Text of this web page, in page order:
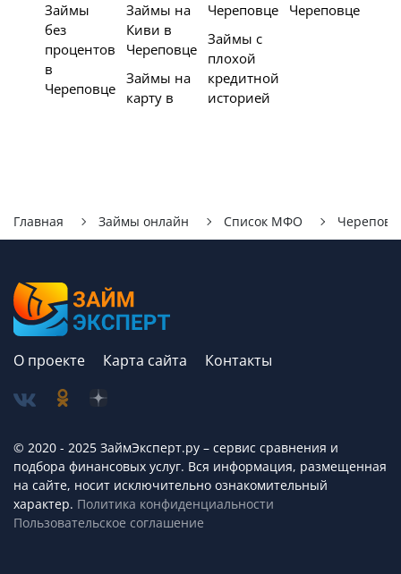
Займы
без
процентов
в
Череповце
Займы на
Киви в
Череповце
Займы на
карту в
Череповце
Займы с
плохой
кредитной
историей
Череповце
Главная Займы онлайн Список МФО
О проекте Карта сайта Контакты
© 2020 - 2025 ЗаймЭксперт.ру – сервис cравнения и
подбора финансовых услуг. Вся информация, размещенная
на сайте, носит исключительно ознакомительный
характер. Политика конфиденциальности
Пользовательское соглашение